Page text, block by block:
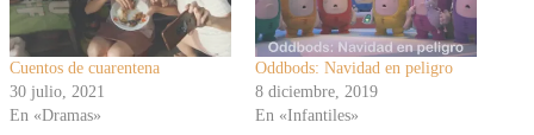
Cuentos de cuarentena
30 julio, 2021
En «Dramas»
Oddbods: Navidad en peligro
8 diciembre, 2019
En «Infantiles»